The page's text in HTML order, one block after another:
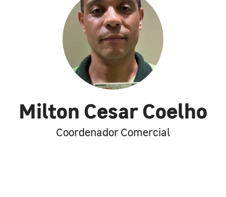
Milton Cesar Coelho
Coordenador Comercial